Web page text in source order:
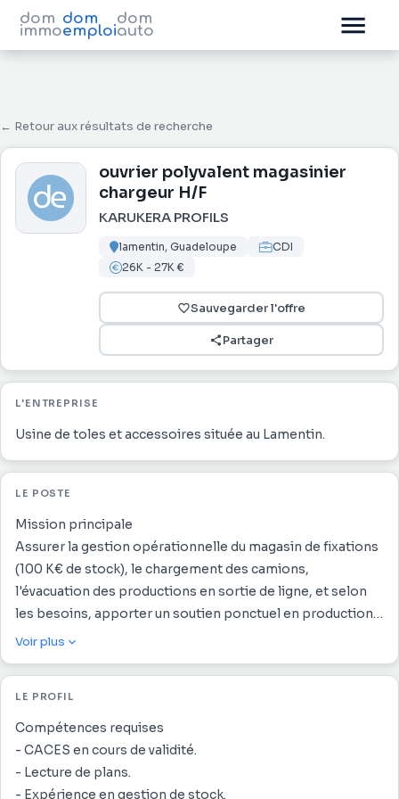
dom
immo
dom
emploi
dom
auto
← Retour aux résultats de recherche
ouvrier polyvalent magasinier
chargeur H/F
KARUKERA PROFILS
lamentin, Guadeloupe
CDI
26K - 27K €
Sauvegarder l'offre
Partager
L'ENTREPRISE
Usine de toles et accessoires située au Lamentin.
LE POSTE
Mission principale
Assurer la gestion opérationnelle du magasin de fixations
(100 K€ de stock), le chargement des camions,
l'évacuation des productions en sortie de ligne, et selon
les besoins, apporter un soutien ponctuel en production
(profileuse, pliage,..)
1. Gestion du magasin de fixations
- Réception et contrôle des marchandises : vérification
des quantités, conformité et qualités des marchandises
reçues. Remonter tout écart pour réclamation.
- Rangement des articles reçus dans le magasin de
fixations.
Voir plus
LE PROFIL
Compétences requises
- CACES en cours de validité.
- Lecture de plans.
- Expérience en gestion de stock.